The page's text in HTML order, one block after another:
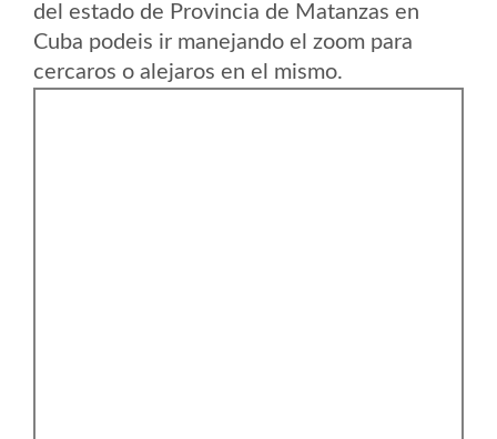
del estado de Provincia de Matanzas en
Cuba podeis ir manejando el zoom para
cercaros o alejaros en el mismo.